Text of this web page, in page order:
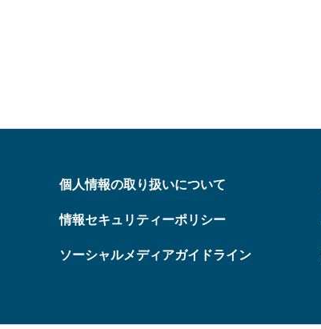
個人情報の取り扱いについて
情報セキュリティーポリシー
ソーシャルメディアガイドライン